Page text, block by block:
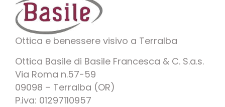
Ottica e benessere visivo a Terralba
Ottica Basile di Basile Francesca & C. S.a.s.
Via Roma n.57-59
09098 – Terralba (OR)
P.iva: 01297110957